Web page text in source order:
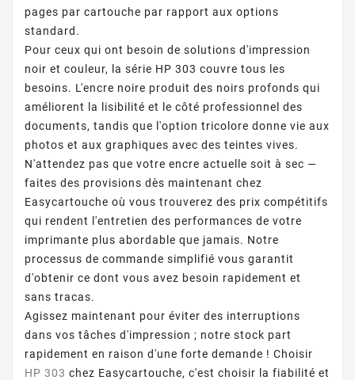
pages par cartouche par rapport aux options
standard.
Pour ceux qui ont besoin de solutions d'impression
noir et couleur, la série HP 303 couvre tous les
besoins. L'encre noire produit des noirs profonds qui
améliorent la lisibilité et le côté professionnel des
documents, tandis que l'option tricolore donne vie aux
photos et aux graphiques avec des teintes vives.
N'attendez pas que votre encre actuelle soit à sec —
faites des provisions dès maintenant chez
Easycartouche où vous trouverez des prix compétitifs
qui rendent l'entretien des performances de votre
imprimante plus abordable que jamais. Notre
processus de commande simplifié vous garantit
d'obtenir ce dont vous avez besoin rapidement et
sans tracas.
Agissez maintenant pour éviter des interruptions
dans vos tâches d'impression ; notre stock part
rapidement en raison d'une forte demande ! Choisir
HP 303 chez Easycartouche, c'est choisir la fiabilité et